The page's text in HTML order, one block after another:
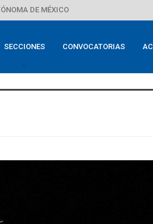
DE MÉXICO
SECCIONES CONVOCATORIAS